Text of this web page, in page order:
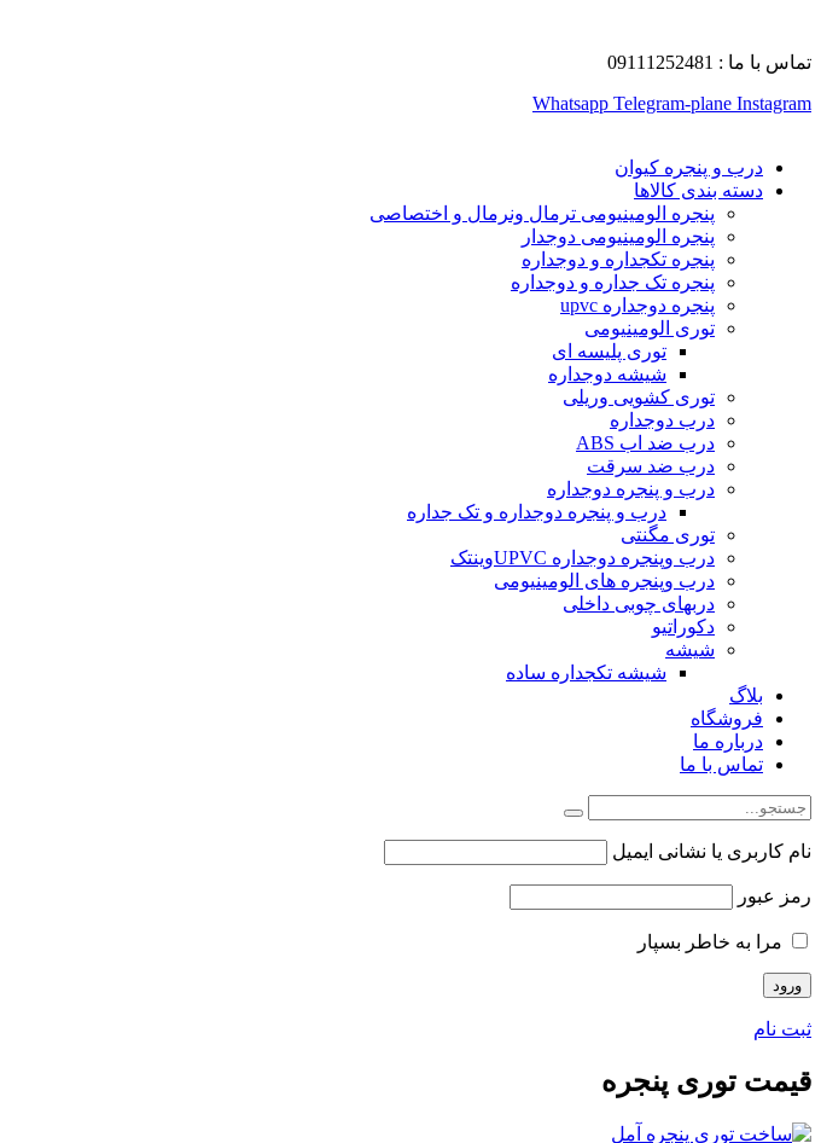
تماس با ما : 09111252481
Whatsapp Telegram-plane Instagram
درب و پنجره کیوان
دسته بندی کالاها
پنجره الومینیومی ترمال ونرمال و اختصاصی
پنجره الومینیومی دوجدار
پنجره تکجداره و دوجداره
پنجره تک جداره و دوجداره
پنجره دوجداره upvc
توری الومینیومی
توری پلیسه ای
شیشه دوجداره
توری کشویی وریلی
درب دوجداره
درب ضد اب ABS
درب ضد سرقت
درب و پنجره دوجداره
درب و پنجره دوجداره و تک جداره
توری مگنتی
درب وپنجره دوجداره UPVCوینتک
درب وپنجره های الومینیومی
دربهای چوبی داخلی
دکوراتیو
شیشه
شیشه تکجداره ساده
بلاگ
فروشگاه
درباره ما
تماس با ما
نام کاربری یا نشانی ایمیل
رمز عبور
مرا به خاطر بسپار
ثبت نام
قیمت توری پنجره